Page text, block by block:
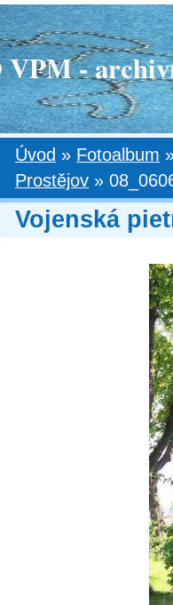
-
Úvod » Fotoalbum
Prostějov »
Vojenská